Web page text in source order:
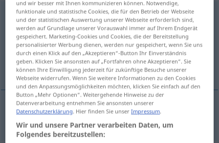
sfatygowany
Übersicht aller Übersetzungen
(Für mehr Details die Übersetzung anklicken/antippen)
abgetragen, schäbig
abgetragen,schäbig sfatygowanyubranie
und wir besser mit Ihnen kommunizieren können. Notwendige,
funktionale und statistische Cookies, die für den Betrieb der Webseite
und der statistischen Auswertung unserer Webseite erforderlich sind,
werden auf Grundlage unserer Vorauswahl immer auf Ihrem Endgerät
gespeichert. Marketing-Cookies und Cookies, die der Bereitstellung
personalisierter Werbung dienen, werden nur gespeichert, wenn Sie uns
durch einen Klick auf den „Akzeptieren“-Button Ihr Einverständnis
geben. Klicken Sie ansonsten auf „Fortfahren ohne Akzeptieren“. Sie
können Ihre Einwilligung jederzeit für zukünftige Besuche unserer
Webseite widerrufen. Wenn Sie weitere Informationen zu den Cookies
und den Anpassungsmöglichkeiten möchten, klicken Sie einfach auf den
Button „Mehr Optionen“. Weitergehende Hinweise zu der
Datenverarbeitung entnehmen Sie ansonsten unserer
Datenschutzerklärung. Hier finden Sie unserImpressum.
Wir und unsere Partner verarbeiten Daten, um
Folgendes bereitzustellen: